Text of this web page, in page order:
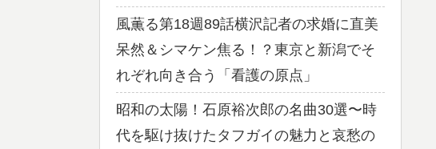
風薫る第18週89話横沢記者の求婚に直美
呆然＆シマケン焦る！？東京と新潟でそ
れぞれ向き合う「看護の原点」
昭和の太陽！石原裕次郎の名曲30選〜時
代を駆け抜けたタフガイの魅力と哀愁の